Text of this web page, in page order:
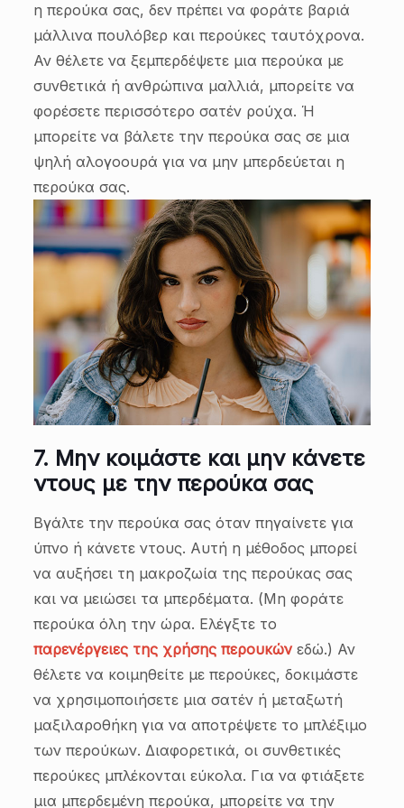
η περούκα σας, δεν πρέπει να φοράτε βαριά
μάλλινα πουλόβερ και περούκες ταυτόχρονα.
Αν θέλετε να ξεμπερδέψετε μια περούκα με
συνθετικά ή ανθρώπινα μαλλιά, μπορείτε να
φορέσετε περισσότερο σατέν ρούχα. Ή
μπορείτε να βάλετε την περούκα σας σε μια
ψηλή αλογοουρά για να μην μπερδεύεται η
περούκα σας.
7. Μην κοιμάστε και μην κάνετε
ντους με την περούκα σας
Βγάλτε την περούκα σας όταν πηγαίνετε για
ύπνο ή κάνετε ντους. Αυτή η μέθοδος μπορεί
να αυξήσει τη μακροζωία της περούκας σας
και να μειώσει τα μπερδέματα. (Μη φοράτε
περούκα όλη την ώρα. Ελέγξτε το
παρενέργειες της χρήσης περουκώνεδώ.) Αν
θέλετε να κοιμηθείτε με περούκες, δοκιμάστε
να χρησιμοποιήσετε μια σατέν ή μεταξωτή
μαξιλαροθήκη για να αποτρέψετε το μπλέξιμο
των περούκων. Διαφορετικά, οι συνθετικές
περούκες μπλέκονται εύκολα. Για να φτιάξετε
μια μπερδεμένη περούκα, μπορείτε να την